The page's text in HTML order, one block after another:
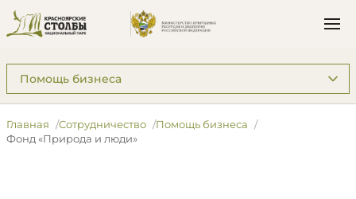
Подразделы: Сотрудничество
Главная Сотрудничество
Помощь бизнеса
Фонд «Природа и люди»